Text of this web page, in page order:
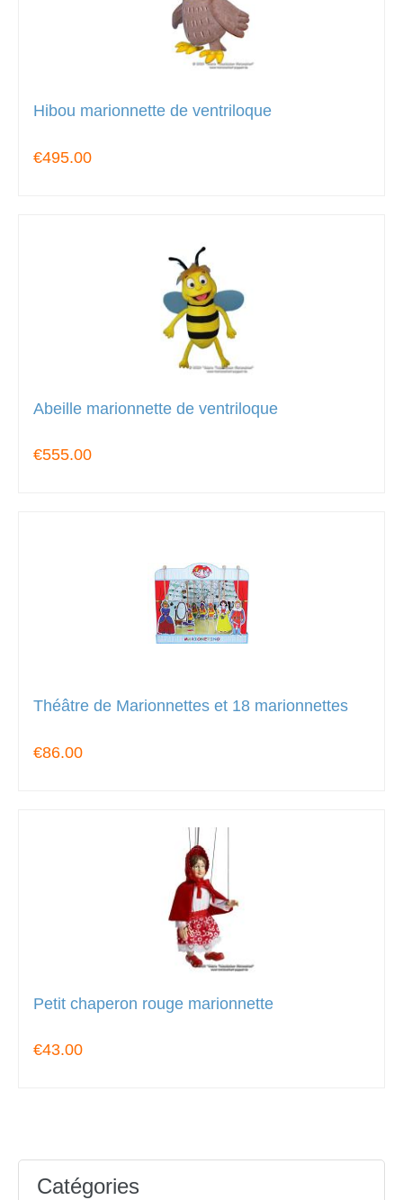
Hibou marionnette de ventriloque
€495.00
Abeille marionnette de ventriloque
€555.00
Théâtre de Marionnettes et 18 marionnettes
€86.00
Petit chaperon rouge marionnette
€43.00
Catégories